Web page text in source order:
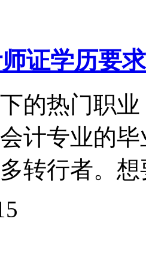
证学历要
的热门职
计专业的
转行者。